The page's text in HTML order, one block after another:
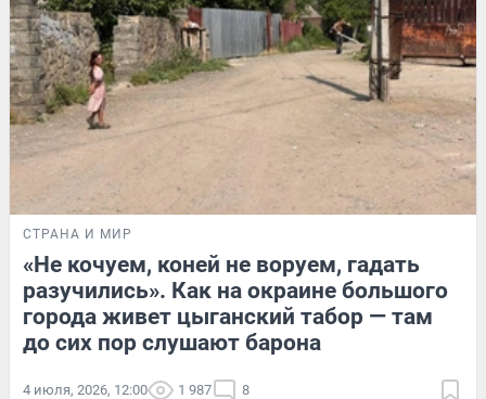
СТРАНА И МИР
«Не кочуем, коней не воруем, гадать
разучились». Как на окраине большого
города живет цыганский табор — там
до сих пор слушают барона
4 июля, 2026, 12:00 1 987 8